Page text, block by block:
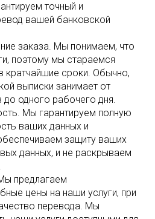
точный и
вашей банковской
заказа. Мы понимаем, что
поэтому мы стараемся
кратчайшие сроки. Обычно,
выписки занимает от
до одного рабочего дня.
Мы гарантируем полную
ваших данных и
защиту ваших
данных, и не раскрываем
предлагаем
цены на наши услуги, при
перевода. Мы